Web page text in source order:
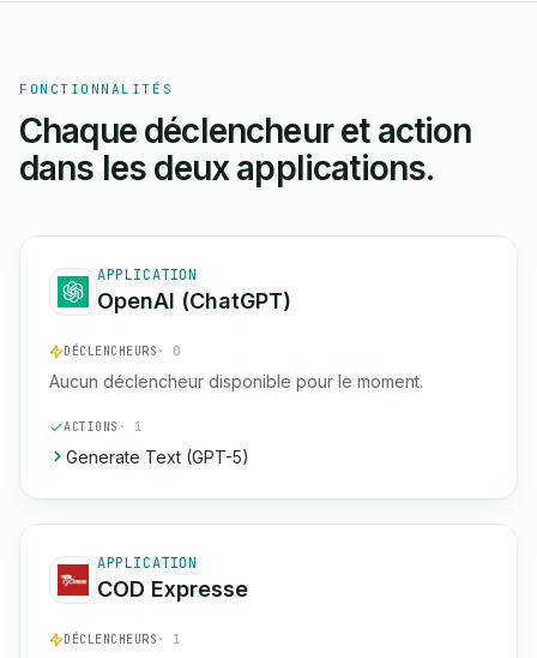
FONCTIONNALITÉS
Chaque déclencheur et action
dans les deux applications.
APPLICATION
OpenAI (ChatGPT)
DÉCLENCHEURS · 0
Aucun déclencheur disponible pour le moment.
ACTIONS · 1
Generate Text (GPT-5)
APPLICATION
COD Expresse
DÉCLENCHEURS · 1